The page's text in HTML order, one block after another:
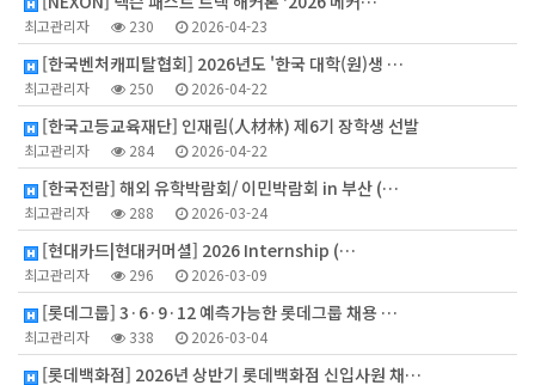
최고관리자 230 2026-04-23
[한국벤처캐피탈협회] 2026년도 '한국 대학(원)생 …
최고관리자 250 2026-04-22
[한국고등교육재단] 인재림(人材林) 제6기 장학생 선발
최고관리자 284 2026-04-22
[한국전람] 해외 유학박람회/ 이민박람회 in 부산 (…
최고관리자 288 2026-03-24
[현대카드|현대커머셜] 2026 Internship (…
최고관리자 296 2026-03-09
[롯데그룹] 3·6·9·12 예측가능한 롯데그룹 채용 …
최고관리자 338 2026-03-04
[롯데백화점] 2026년 상반기 롯데백화점 신입사원 채…